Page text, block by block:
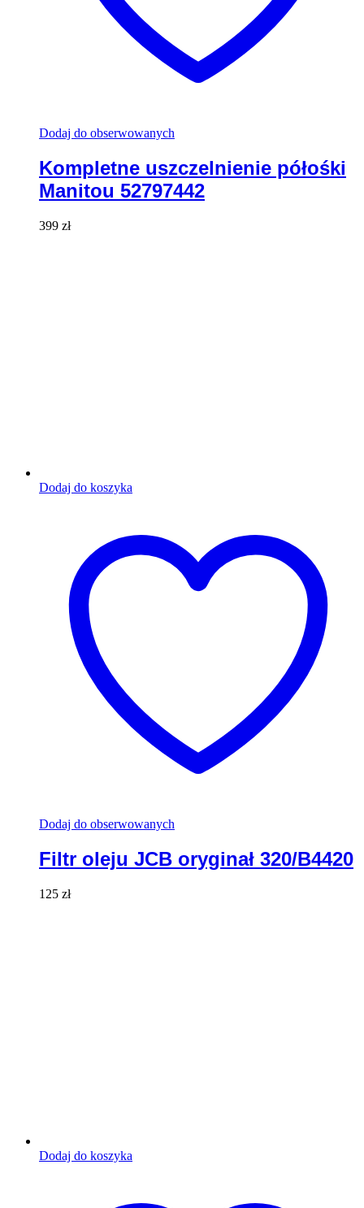
Dodaj do obserwowanych
Kompletne uszczelnienie półośki
Manitou 52797442
399 zł
Dodaj do koszyka
Dodaj do obserwowanych
Filtr oleju JCB oryginał 320/B4420
125 zł
Dodaj do koszyka